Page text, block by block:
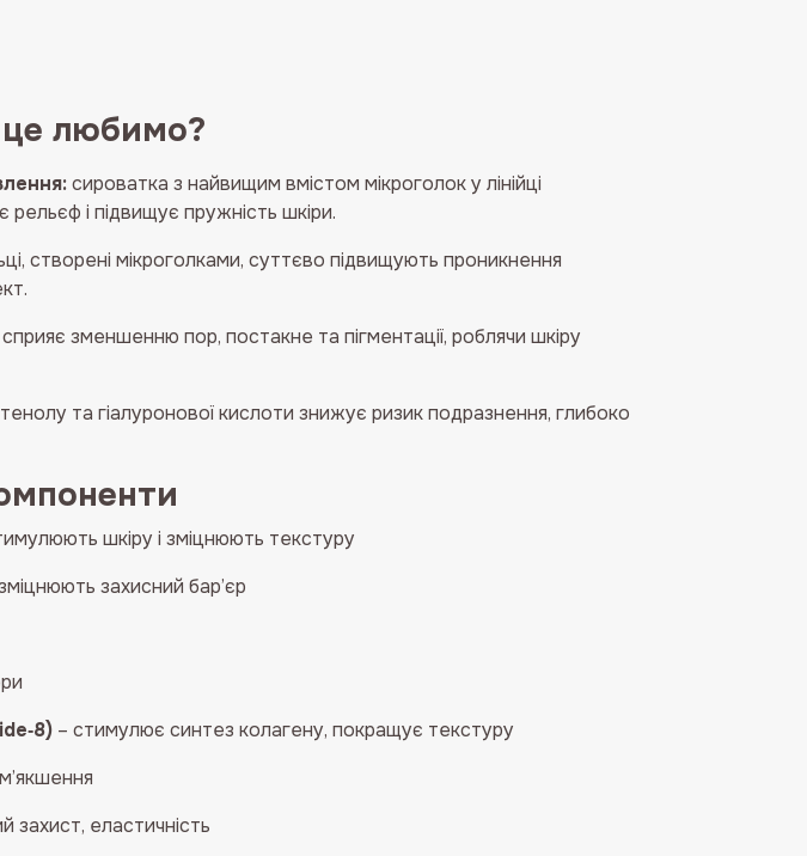
любимо?
сироватка з найвищим вмістом мікроголок у лінійці
і підвищує пружність шкіри.
створені мікроголками, суттєво підвищують проникнення
зменшенню пор, постакне та пігментації, роблячи шкіру
та гіалуронової кислоти знижує ризик подразнення, глибоко
шкіру і зміцнюють текстуру
захисний бар’єр
– стимулює синтез колагену, покращує текстуру
захист, еластичність